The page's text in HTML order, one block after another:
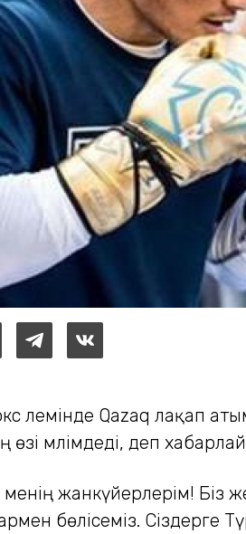
әлемінде Qazaq
мәлімдеді, деп
менің жанкүйерлерім!
бөлісеміз. Сіздерге